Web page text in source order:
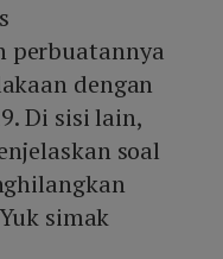
perbuatannya
dengan
Di sisi lain,
soal
simak